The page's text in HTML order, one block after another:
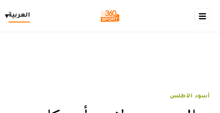
العربية▾
أسود الأطلس